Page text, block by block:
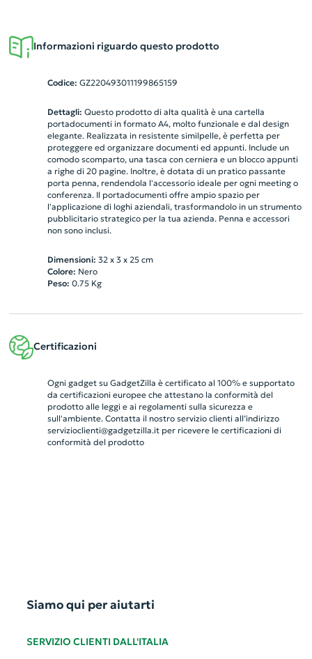
Informazioni riguardo questo prodotto
Codice: GZ220493011199865159
Dettagli: Questo prodotto di alta qualità è una cartella
portadocumenti in formato A4, molto funzionale e dal design
elegante. Realizzata in resistente similpelle, è perfetta per
proteggere ed organizzare documenti ed appunti. Include un
comodo scomparto, una tasca con cerniera e un blocco appunti
a righe di 20 pagine. Inoltre, è dotata di un pratico passante
porta penna, rendendola l'accessorio ideale per ogni meeting o
conferenza. Il portadocumenti offre ampio spazio per
l'applicazione di loghi aziendali, trasformandolo in un strumento
pubblicitario strategico per la tua azienda. Penna e accessori
non sono inclusi.
Dimensioni: 32 x 3 x 25 cm
Colore: Nero
Peso: 0.75Kg
Certificazioni
Ogni gadget su GadgetZilla è certificato al 100% e supportato
da certificazioni europee che attestano la conformità del
prodotto alle leggi e ai regolamenti sulla sicurezza e
sull'ambiente. Contatta il nostro servizio clienti all’indirizzo
servizioclienti@gadgetzilla.itper ricevere le certificazioni di
conformità del prodotto
Siamo qui per aiutarti
SERVIZIO CLIENTI DALL'ITALIA